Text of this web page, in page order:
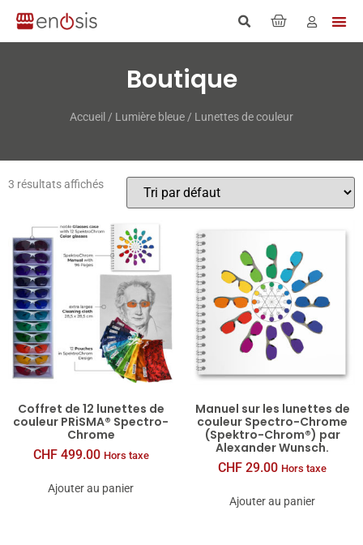
Boutique
Accueil / Lumière bleue / Lunettes de couleur
3 résultats affichés
Coffret de 12 lunettes de
couleur PRiSMA® Spectro-
Chrome
CHF499.00 Hors taxe
Ajouter au panier
Manuel sur les lunettes de
couleur Spectro-Chrome
(Spektro-Chrom®) par
Alexander Wunsch.
CHF 29.00 Hors taxe
Ajouter au panier